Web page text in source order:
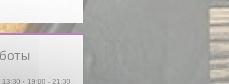
13:30 • 19:00 - 21:30